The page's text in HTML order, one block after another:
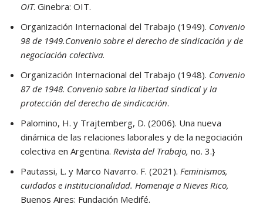
OIT. Ginebra: OIT.
Organización Internacional del Trabajo (1949). Convenio
98 de 1949.Convenio sobre el derecho de sindicación y de
negociación colectiva.
Organización Internacional del Trabajo (1948). Convenio
87 de 1948. Convenio sobre la libertad sindical y la
protección del derecho de sindicación.
Palomino, H. y Trajtemberg, D. (2006). Una nueva
dinámica de las relaciones laborales y de la negociación
colectiva en Argentina. Revista del Trabajo, no. 3.}
Pautassi, L. y Marco Navarro. F. (2021). Feminismos,
cuidados e institucionalidad. Homenaje a Nieves Rico,
Buenos Aires: Fundación Medifé.